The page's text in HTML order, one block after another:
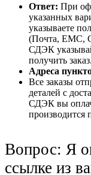
Ответ: При
указанных
указываете
(Почта, ЕМС,
СДЭК
получить заказ.
Адреса
Все заказы
деталей с
СДЭК вы
производится
Вопрос: Я
ссылке из